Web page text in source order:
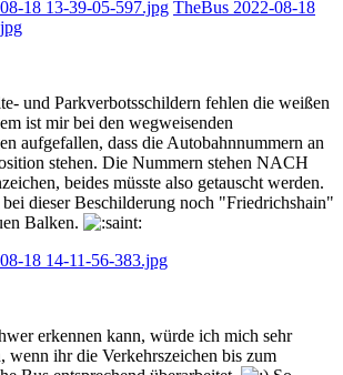
18 13-39-05-597.jpg TheBus 2022-08-18
und Parkverbotsschildern fehlen die weißen
ist mir bei den wegweisenden
aufgefallen, dass die Autobahnnummern an
stehen. Die Nummern stehen NACH
beides müsste also getauscht werden.
dieser Beschilderung noch "Friedrichshain"
Balken.
18 14-11-56-383.jpg
erkennen kann, würde ich mich sehr
wenn ihr die Verkehrszeichen bis zum